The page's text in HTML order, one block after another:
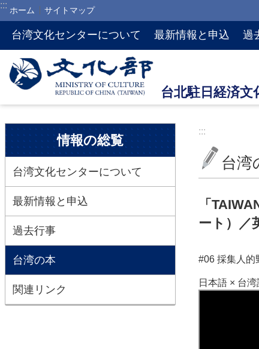
メインのコンテンツブロックにジャンプします
::: ホーム サイトマップ
台湾文化センターについて 最新情報と申込 過
:::
情報の総覧
台湾文化センターについて
最新情報と申込
過去行事
台湾の本
関連リンク
:::
台湾
「
ート）／
#06 採集人的
日本語 × 台